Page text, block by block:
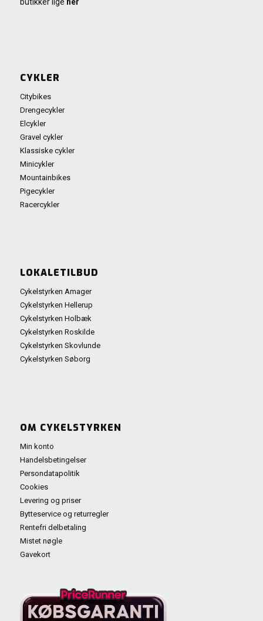
CYKLER
Citybikes
Drengecykler
Elcykler
Gravel cykler
Klassiske cykler
Minicykler
Mountainbikes
Pigecykler
Racercykler
LOKALETILBUD
Cykelstyrken Amager
Cykelstyrken Hellerup
Cykelstyrken Holbæk
Cykelstyrken Roskilde
Cykelstyrken Skovlunde
Cykelstyrken Søborg
OM CYKELSTYRKEN
Min konto
Handelsbetingelser
Persondatapolitik
Cookies
Levering og priser
Bytteservice og returregler
Rentefri delbetaling
Mistet nøgle
Gavekort